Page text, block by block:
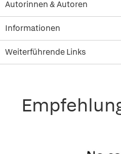
Autorinnen & Autoren
Informationen
Weiterführende Links